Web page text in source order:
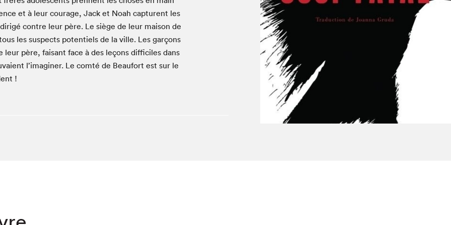
Club de lecture Braindate
Communication-Jeunesse au Salon
Le Salon dans ta classe
La Maison des libraires
Liseur Public
Le Salon dans la ville, espace
organisateur⋅rice
> SLM Pro
et à leur courage, Jack et Noah cap­turent les
con­tre leur père. Le siège de leur mai­son de
les sus­pects poten­tiels de la ville. Les garçons
père, faisant face à des leçons dif­fi­ciles dans
l’imaginer. Le comté de Beau­fort est sur le
!